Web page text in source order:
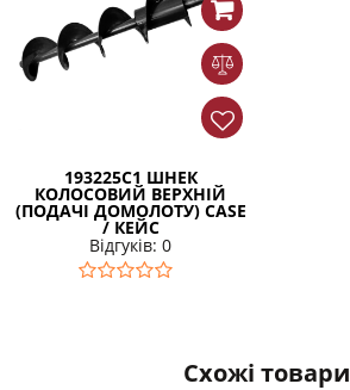
193225C1 ШНЕК
КОЛОСОВИЙ ВЕРХНІЙ
(ПОДАЧІ ДОМОЛОТУ) CASE
/ КЕЙС
Відгуків: 0
Схожі товари